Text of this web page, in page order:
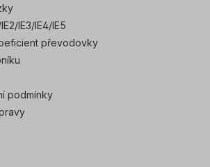
IE3/IE4/IE5
převodovky
podmínky